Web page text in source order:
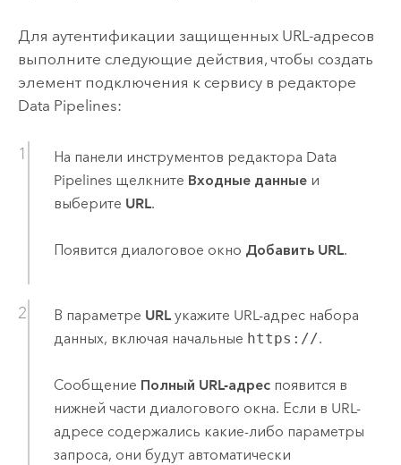
Для аутентификации защищенных URL-адресов
выполните следующие действия, чтобы создать
элемент подключения к сервису в редакторе
Data Pipelines:
На панели инструментов редактора Data
Pipelinesщелкните Входные данныеи
выберите URL.
Появится диалоговое окно Добавить URL.
В параметре URLукажите URL-адрес набора
данных, включая начальные https://.
Сообщение Полный URL-адреспоявится в
нижней части диалогового окна. Если в URL-
адресе содержались какие-либо параметры
запроса, они будут автоматически